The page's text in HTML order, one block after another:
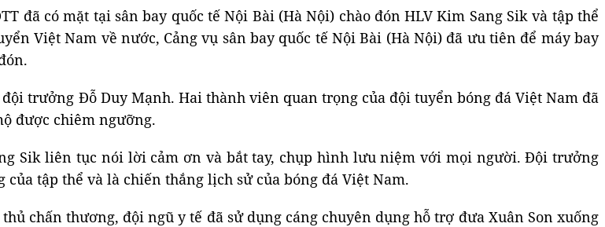
đã có mặt tại sân bay quốc tế Nội Bài (Hà Nội) chào đón HLV Kim Sang Sik và tập thể
Việt Nam về nước, Cảng vụ sân bay quốc tế Nội Bài (Hà Nội) đã ưu tiên để máy bay
trưởng Đỗ Duy Mạnh. Hai thành viên quan trọng của đội tuyển bóng đá Việt Nam đã
được chiêm ngưỡng.
Sik liên tục nói lời cảm ơn và bắt tay, chụp hình lưu niệm với mọi người. Đội trưởng
tập thể và là chiến thắng lịch sử của bóng đá Việt Nam.
chấn thương, đội ngũ y tế đã sử dụng cáng chuyên dụng hỗ trợ đưa Xuân Son xuống